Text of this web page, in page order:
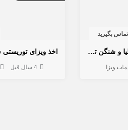
تماس بگیرید
اخذ ویزای توریستی ایتالیا و شنگن تضمینی
ویزا
اخذ ویزای
4 سال قبل